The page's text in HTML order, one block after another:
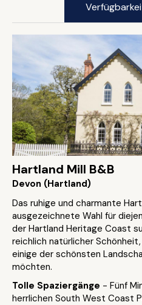
Hartland Mill B&B
Devon (Hartland)
Das ruhige und charmante
ausgezeichnete Wahl für
der Hartland Heritage Coast
reichlich natürlicher
einige der schönsten
möchten.
Tolle Spaziergänge - Fünf
herrlichen South West Coast